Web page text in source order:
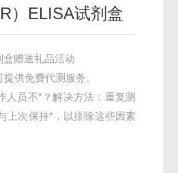
）ELISA试剂盒
赠送礼品活动
供免费代测服务。
人员不*？解决方法：重复测
上次保持*，以排除这些因素